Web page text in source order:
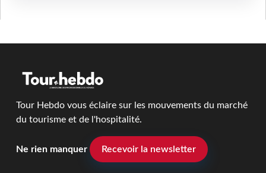
Tour Hebdo vous éclaire sur les mouvements du marché
du tourisme et de l'hospitalité.
Ne rien manquer Recevoir la newsletter